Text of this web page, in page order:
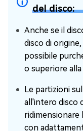
del disco:
Anche se il
disco di
possibile
o superiore
Le partizioni
all'intero disco
ridimensionare
con